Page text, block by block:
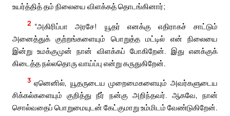
உயர்த்தித் தம் நிலையை விளக்கத் தொடங்கினார்;
2 “அகிரிப்பா அரசே! யூதர் எனக்கு எதிராகச் சாட்டும்
அனைத்துக் குற்றங்களையும் பொறுத்த மட்டில் என் நிலையை
இன்று உமக்குமுன் நான் விளக்கப் போகிறேன். இது எனக்குக்
கிடைத்த நல்லதொரு வாய்ப்பு என்று கருதுகிறேன்.
3 ஏனெனில், யூதருடைய முறைமைகளையும் அவர்களுடைய
சிக்கல்களையும் குறித்து நீர் நன்கு அறிந்தவர். ஆகவே, நான்
சொல்வதைப் பொறுமையுடன் கேட்குமாறு உம்மிடம் வேண்டுகிறேன்.